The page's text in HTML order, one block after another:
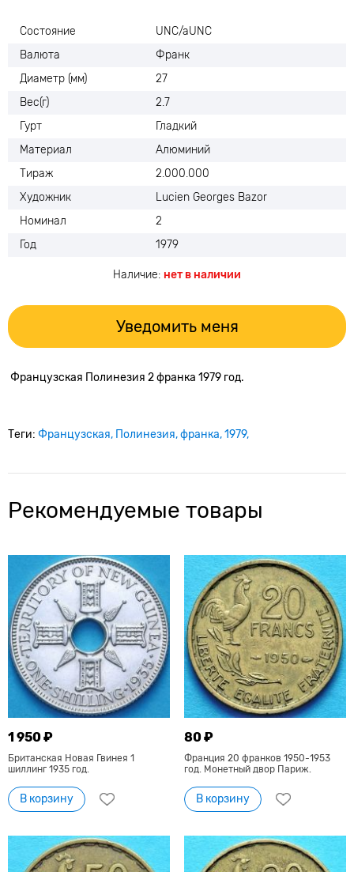
Состояние
UNC/aUNC
Валюта
Франк
Диаметр (мм)
27
Вес(г)
2.7
Гурт
Гладкий
Материал
Алюминий
Тираж
2.000.000
Художник
Lucien Georges Bazor
Номинал
2
Год
1979
Наличие: нет в наличии
Уведомить меня
Французская Полинезия 2 франка 1979 год.
Теги: Французская Полинезия франка 1979
Рекомендуемые товары
1 950 ₽
Британская Новая Гвинея 1
шиллинг 1935 год.
В корзину
80 ₽
Франция 20 франков 1950-1953
год. Монетный двор Париж.
В корзину